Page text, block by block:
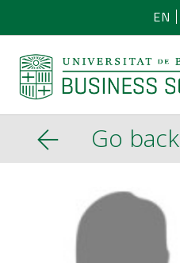
EN
SOBRE NOSOTROS
INVESTIGACIÓN
PROGRAMAS
Go back